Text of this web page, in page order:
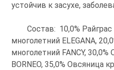
устойчив к засухе,
Состав: 10,0% Райграс
многолетний ELEGANA,
многолетний FANCY,
BORNEO, 35,0% Овсяница